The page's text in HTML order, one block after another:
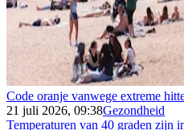
Code oranje vanwege extreme
21 juli 2026, 09:38Gezondheid
Temperaturen van 40 graden zijn